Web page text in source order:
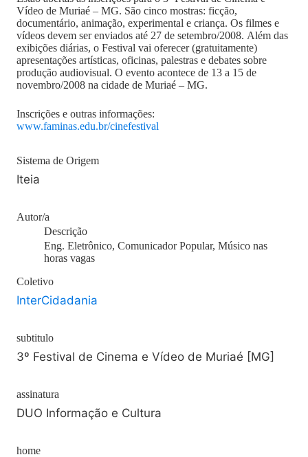
Vídeo de Muriaé – MG. São cinco mostras: ficção,
documentário, animação, experimental e criança. Os filmes e
vídeos devem ser enviados até 27 de setembro/2008. Além das
exibições diárias, o Festival vai oferecer (gratuitamente)
apresentações artísticas, oficinas, palestras e debates sobre
produção audiovisual. O evento acontece de 13 a 15 de
novembro/2008 na cidade de Muriaé – MG.
Inscrições e outras informações:
www.faminas.edu.br/cinefestival
Sistema de Origem
Iteia
Autor/a
Descrição
Eng. Eletrônico, Comunicador Popular, Músico nas
horas vagas
Coletivo
InterCidadania
subtitulo
3º Festival de Cinema e Vídeo de Muriaé [MG]
assinatura
DUO Informação e Cultura
home